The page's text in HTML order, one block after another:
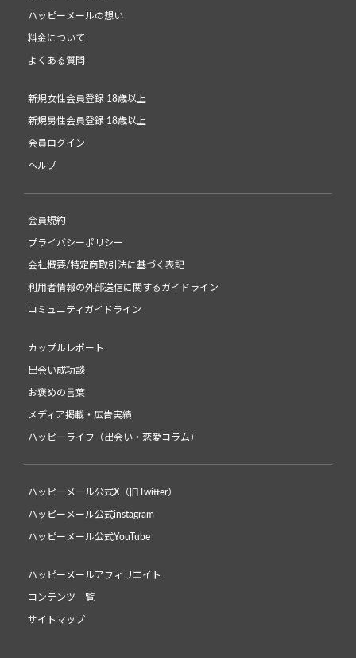
ハッピーメールの想い
料金について
よくある質問
新規女性会員登録 18歳以上
新規男性会員登録 18歳以上
会員ログイン
ヘルプ
会員規約
プライバシーポリシー
会社概要/特定商取引法に基づく表記
利用者情報の外部送信に関するガイドライン
コミュニティガイドライン
カップルレポート
出会い成功談
お褒めの言葉
メディア掲載・広告実績
ハッピーライフ（出会い・恋愛コラム）
ハッピーメール公式X（旧Twitter）
ハッピーメール公式instagram
ハッピーメール公式YouTube
ハッピーメールアフィリエイト
コンテンツ一覧
サイトマップ